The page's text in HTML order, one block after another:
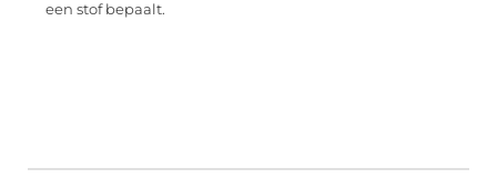
een stof bepaalt.